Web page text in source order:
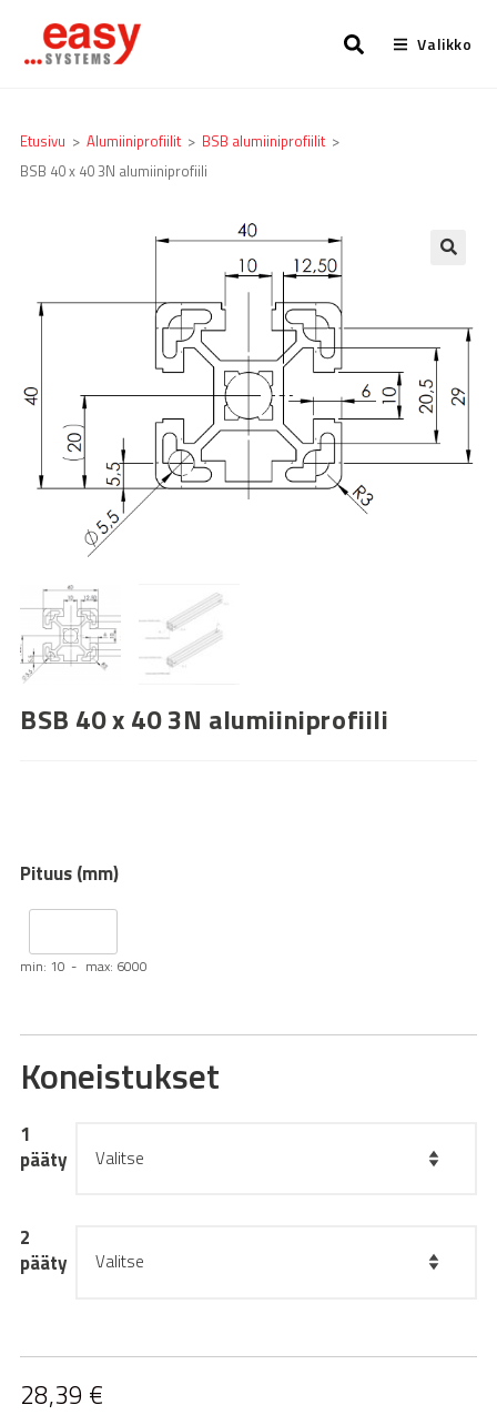
Valikko
Etusivu > Alumiiniprofiilit > BSB alumiiniprofiilit >
BSB 40 x 40 3N alumiiniprofiili
BSB 40 x 40 3N alumiiniprofiili
Pituus (mm)
min: 10 max: 6000
Koneistukset
1
pääty
2
pääty
28,39 €